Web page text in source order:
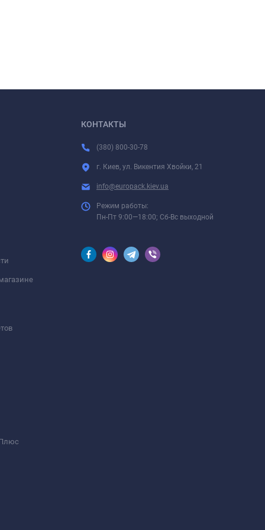
КОНТАКТЫ
(380) 800-30-78
г. Киев, ул. Викентия Хвойки, 21
info@europack.kiev.ua
Режим работы:
Пн-Пт 9:00—18:00; Сб-Вс выходной